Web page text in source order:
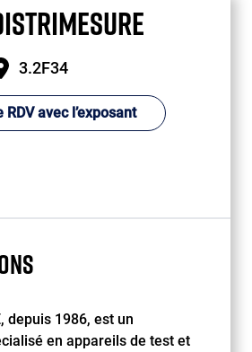
3.2F34
RDV avec l’exposant
depuis 1986, est un
en appareils de test et